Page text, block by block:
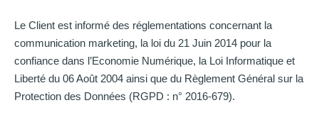
Le Client est informé des réglementations concernant la
communication marketing, la loi du 21 Juin 2014 pour la
confiance dans l’Economie Numérique, la Loi Informatique et
Liberté du 06 Août 2004 ainsi que du Règlement Général sur la
Protection des Données (RGPD : n° 2016-679).